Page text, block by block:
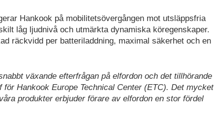
Hankook på mobilitetsövergången mot utsläppsfria
låg ljudnivå och utmärkta dynamiska köregenskaper.
räckvidd per batteriladdning, maximal säkerhet och en
växande efterfrågan på elfordon och det tillhörande
Hankook Europe Technical Center (ETC). Det mycket
produkter erbjuder förare av elfordon en stor fördel